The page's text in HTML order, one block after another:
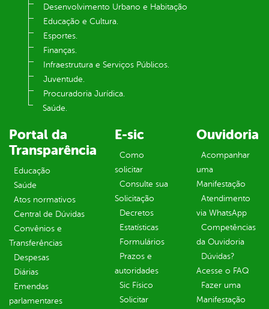
Desenvolvimento Urbano e Habitação
Educação e Cultura.
Esportes.
Finanças.
Infraestrutura e Serviços Públicos.
Juventude.
Procuradoria Jurídica.
Saúde.
Portal da
Transparência
Educação
Saúde
Atos normativos
Central de Dúvidas
Convênios e
Transferências
Despesas
Diárias
Emendas
parlamentares
E-sic
Como
solicitar
Consulte sua
Solicitação
Decretos
Estatísticas
Formulários
Prazos e
autoridades
Sic Físico
Solicitar
Ouvidoria
Acompanhar
uma
Manifestação
Atendimento
via WhatsApp
Competências
da Ouvidoria
Dúvidas?
Acesse o FAQ
Fazer uma
Manifestação